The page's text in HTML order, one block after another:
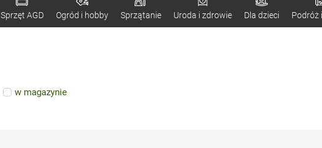
Sprzęt AGD Ogród i hobby Sprzątanie Uroda i zdrowie Dla dzieci Podróż
w magazynie